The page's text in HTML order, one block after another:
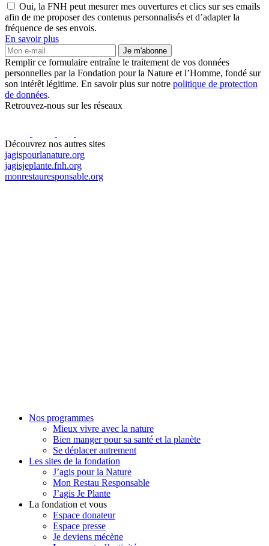
Oui, la FNH peut mesurer mes ouvertures et clics sur ses emails
afin de me proposer des contenus personnalisés et d’adapter la
fréquence de ses envois.
En savoir plus
Je m'abonne
Remplir ce formulaire entraîne le traitement de vos données
personnelles par la Fondation pour la Nature et l’Homme, fondé sur
son intérêt légitime. En savoir plus sur notre politique de protection
de données.
Retrouvez-nous sur les réseaux
Découvrez nos autres sites
jagispourlanature.org
jagisjeplante.fnh.org
monrestauresponsable.org
Nos programmes
Mieux vivre avec la nature
Bien manger pour sa santé et la planète
Se déplacer autrement
Les sites de la fondation
J’agis pour la Nature
Mon Restau Responsable
J’agis Je Plante
La fondation et vous
Espace donateur
Espace presse
Je deviens mécène